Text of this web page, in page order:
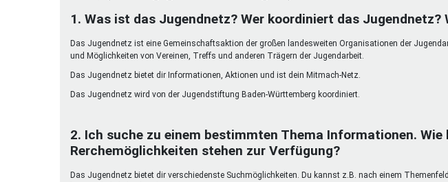
Vielfaltcoach
Umweltmentoren
1. Was ist das Jugendnetz? Wer koordiniert das
Das Jugendnetz ist eine Gemeinschaftsaktion der großen landesweiten Organisationen der
und Möglichkeiten von Vereinen, Treffs und anderen Trägern der Jugendarbeit.
Das Jugendnetz bietet dir Informationen, Aktionen und ist dein Mitmach-Netz.
Das Jugendnetz wird von der Jugendstiftung Baden-Württemberg koordiniert.
2. Ich suche zu einem bestimmten Thema Informationen.
Rerchemöglichkeiten stehen zur Verfügung?
Das Jugendnetz bietet dir verschiedenste Suchmöglichkeiten. Du kannst z.B. nach einem